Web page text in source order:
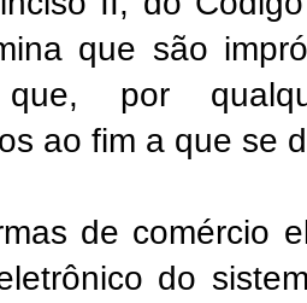
que são
que, por
ao fim a que se
de comércio
do